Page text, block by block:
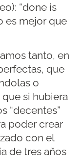
“done is
es mejor que
tanto, en
que
o
si hubiera
“decentes”
poder crear
con el
de tres años